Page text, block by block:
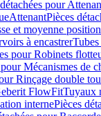
pour
AttenantPièces
et moyenne position
à encastrerTubes
pour Robinets
Mécanismes de
Rinçage double
FlowFitTuyaux
internePièces